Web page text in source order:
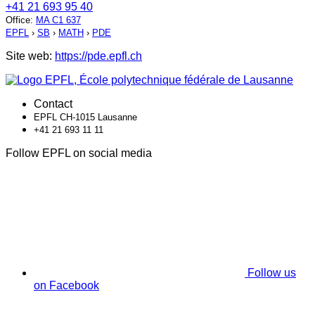
+41 21 693 95 40
Office: MA C1 637
EPFL › SB › MATH › PDE
Site web: https://pde.epfl.ch
Contact
EPFL CH-1015 Lausanne
+41 21 693 11 11
Follow EPFL on social media
Follow us
on Facebook